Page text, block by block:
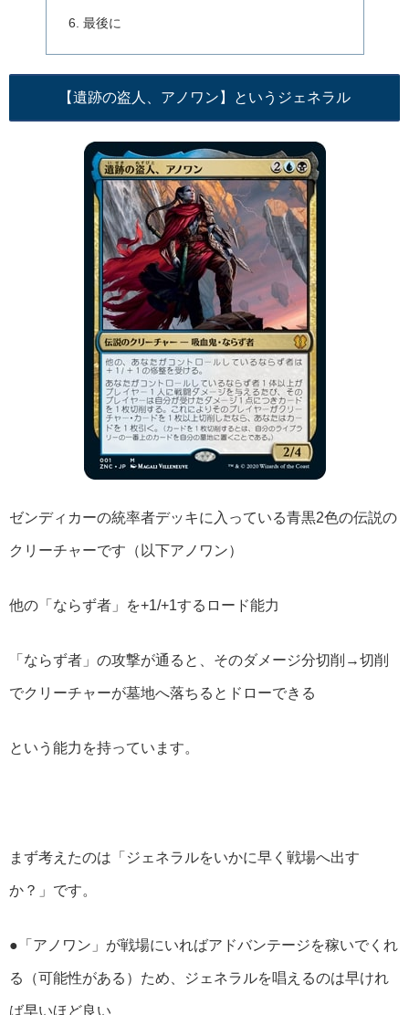
最後に
【遺跡の盗人、アノワン】というジェネラル
ゼンディカーの統率者デッキに入っている青黒2色の伝説の
クリーチャーです（以下アノワン）
他の「ならず者」を+1/+1するロード能力
「ならず者」の攻撃が通ると、そのダメージ分切削→切削
でクリーチャーが墓地へ落ちるとドローできる
という能力を持っています。
まず考えたのは「ジェネラルをいかに早く戦場へ出す
か？」です。
●「アノワン」が戦場にいればアドバンテージを稼いでくれ
る（可能性がある）ため、ジェネラルを唱えるのは早けれ
ば早いほど良い